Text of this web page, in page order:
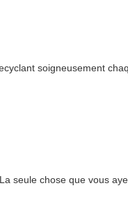
soigneusement
seule chose que vous